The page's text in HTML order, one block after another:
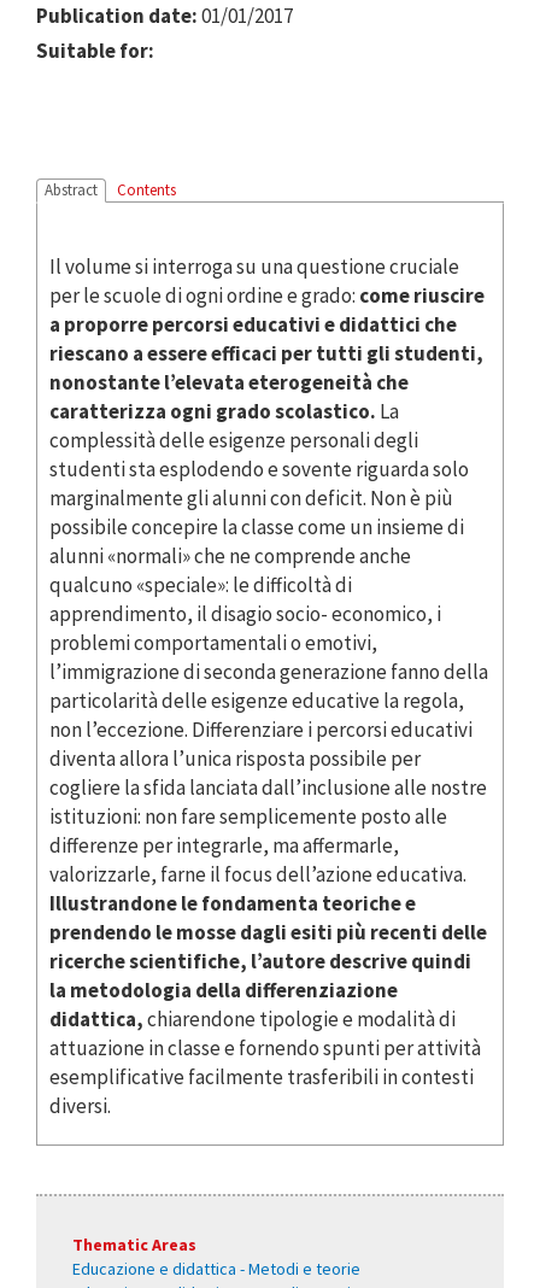
Publication date:01/01/2017
Suitable for:
Abstract Contents
Il volume si interroga su una questione cruciale
per le scuole di ogni ordine e grado: come riuscire
a proporre percorsi educativi e didattici che
riescano a essere efficaci per tutti gli studenti,
nonostante l’elevata eterogeneità che
caratterizza ogni grado scolastico. La
complessità delle esigenze personali degli
studenti sta esplodendo e sovente riguarda solo
marginalmente gli alunni con deficit. Non è più
possibile concepire la classe come un insieme di
alunni «normali» che ne comprende anche
qualcuno «speciale»: le difficoltà di
apprendimento, il disagio socio- economico, i
problemi comportamentali o emotivi,
l’immigrazione di seconda generazione fanno della
particolarità delle esigenze educative la regola,
non l’eccezione. Differenziare i percorsi educativi
diventa allora l’unica risposta possibile per
cogliere la sfida lanciata dall’inclusione alle nostre
istituzioni: non fare semplicemente posto alle
differenze per integrarle, ma affermarle,
valorizzarle, farne il focus dell’azione educativa.
Illustrandone le fondamenta teoriche e
prendendo le mosse dagli esiti più recenti delle
ricerche scientifiche, l’autore descrive quindi
la metodologia della differenziazione
didattica,chiarendone tipologie e modalità di
attuazione in classe e fornendo spunti per attività
esemplificative facilmente trasferibili in contesti
diversi.
Thematic Areas
Educazione e didattica - Metodi e teorie